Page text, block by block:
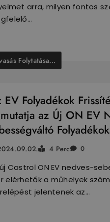
arra, milyen fontos
Folytatása...
EV Folyadékok
az Új ON EV
4 Perc 0
Castrol ON EV nedves-
elérhetők a műhelyek
jelentenek az…